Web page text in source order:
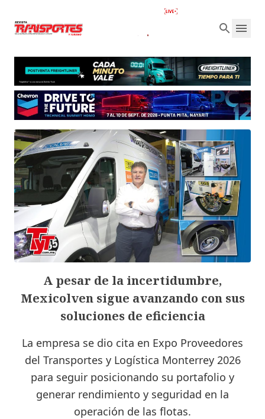
A pesar de la incertidumbre,
Mexicolven sigue avanzando con sus
soluciones de eficiencia
La empresa se dio cita en Expo Proveedores
del Transportes y Logística Monterrey 2026
para seguir posicionando su portafolio y
generar rendimiento y seguridad en la
operación de las flotas.